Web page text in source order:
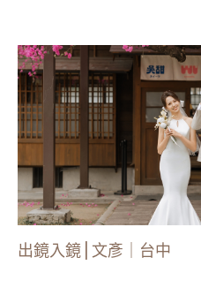
出鏡入鏡 | 文彥｜台中